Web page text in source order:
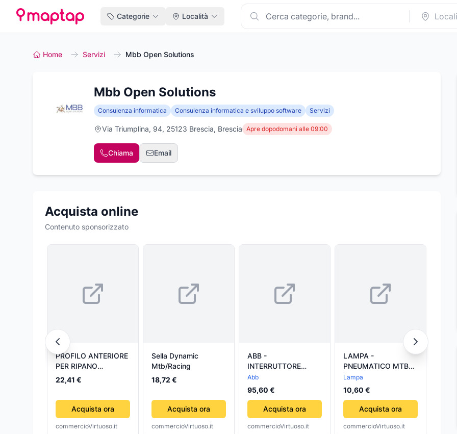
Categorie Località
Home Servizi Mbb Open Solutions
Mbb Open Solutions
Consulenza informatica Consulenza informatica e sviluppo software Servizi
Via Triumplina, 94, 25123 Brescia, Brescia Apre dopodomani alle 09:00
Chiama Email
Acquista online
Contenuto sponsorizzato
PROFILO ANTERIORE
PER RIPANO
FRIGORIFERO
ARISTON INDESIT
ORIGINALE
22,41 €
Acquista ora
commercioVirtuoso.it
Sella Dynamic
Mtb/Racing
18,72 €
Acquista ora
commercioVirtuoso.it
ABB -
INTERRUTTORE
MAGNETOTERNICO
10kA S293C100***
Abb
95,60 €
Acquista ora
commercioVirtuoso.it
LAMPA -
PNEUMATICO MTB
29X2,10 NERO
Lampa
10,60 €
Acquista ora
commercioVirtuoso.it